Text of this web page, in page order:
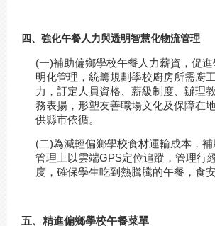
四、強化午餐人力與透明智慧化物流管理
(一)補助偏鄉學校午餐人力薪資，促
明化管理，統籌規劃學校廚房所需廚
力，訂定人員資格、薪級制度、辦理
務表揚，形塑友善職場文化及保障在
供縣市依循。
(二)為減輕偏鄉學校食材運輸成本，
管理上以雲端GPS定位追蹤，管理行
度，確保學生吃到熱騰騰的午餐，食
五、精進偏鄉學校午餐菜單